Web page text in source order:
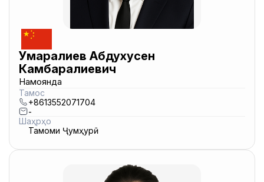
Умаралиев Абдухусен
Камбаралиевич
Намоянда
Тамос
+8613552071704
-
Шаҳрҳо
Тамоми Ҷумҳурӣ